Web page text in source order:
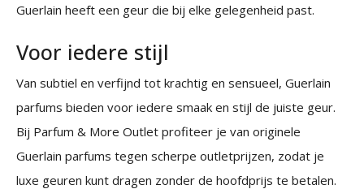
Guerlain heeft een geur die bij elke gelegenheid past.
Voor iedere stijl
Van subtiel en verfijnd tot krachtig en sensueel, Guerlain
parfums bieden voor iedere smaak en stijl de juiste geur.
Bij Parfum & More Outlet profiteer je van originele
Guerlain parfums tegen scherpe outletprijzen, zodat je
luxe geuren kunt dragen zonder de hoofdprijs te betalen.